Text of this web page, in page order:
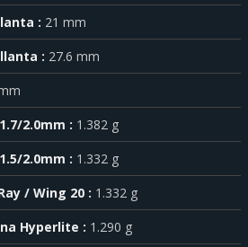
21 mm
27.6 mm
2.0mm
1.382 g
2.0mm
1.332 g
/ Wing 20
1.332 g
Hyperlite
1.290 g